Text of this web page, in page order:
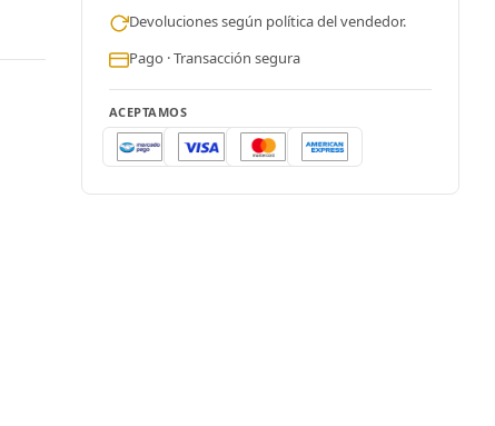
Devoluciones según política del vendedor.
Pago · Transacción segura
ACEPTAMOS